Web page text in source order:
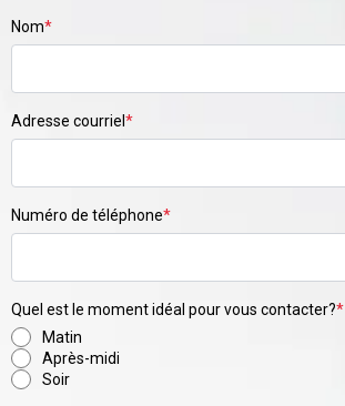
Nom*
Adresse courriel *
Numéro de téléphone*
Quel est le moment idéal pour vous contacter?*
Matin
Après-midi
Soir